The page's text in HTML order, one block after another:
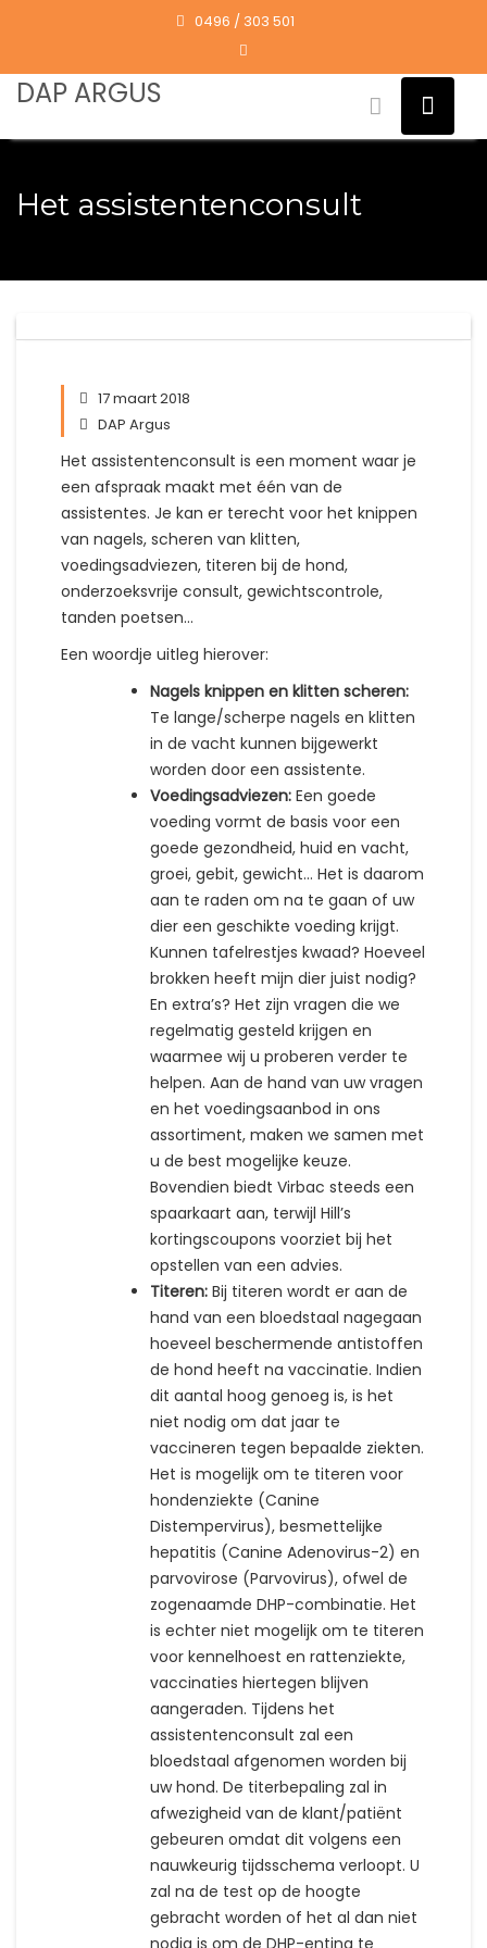
0496 / 303 501
DAP ARGUS
Het assistentenconsult
17 maart 2018
DAP Argus
Het assistentenconsult is een moment waar je
een afspraak maakt met één van de
assistentes. Je kan er terecht voor het knippen
van nagels, scheren van klitten,
voedingsadviezen, titeren bij de hond,
onderzoeksvrije consult, gewichtscontrole,
tanden poetsen…
Een woordje uitleg hierover:
Nagels knippen en klitten scheren:
Te lange/scherpe nagels en klitten
in de vacht kunnen bijgewerkt
worden door een assistente.
Voedingsadviezen: Een goede
voeding vormt de basis voor een
goede gezondheid, huid en vacht,
groei, gebit, gewicht… Het is daarom
aan te raden om na te gaan of uw
dier een geschikte voeding krijgt.
Kunnen tafelrestjes kwaad? Hoeveel
brokken heeft mijn dier juist nodig?
En extra’s? Het zijn vragen die we
regelmatig gesteld krijgen en
waarmee wij u proberen verder te
helpen. Aan de hand van uw vragen
en het voedingsaanbod in ons
assortiment, maken we samen met
u de best mogelijke keuze.
Bovendien biedt Virbac steeds een
spaarkaart aan, terwijl Hill’s
kortingscoupons voorziet bij het
opstellen van een advies.
Titeren: Bij titeren wordt er aan de
hand van een bloedstaal nagegaan
hoeveel beschermende antistoffen
de hond heeft na vaccinatie. Indien
dit aantal hoog genoeg is, is het
niet nodig om dat jaar te
vaccineren tegen bepaalde ziekten.
Het is mogelijk om te titeren voor
hondenziekte (Canine
Distempervirus), besmettelijke
hepatitis (Canine Adenovirus-2) en
parvovirose (Parvovirus), ofwel de
zogenaamde DHP-combinatie. Het
is echter niet mogelijk om te titeren
voor kennelhoest en rattenziekte,
vaccinaties hiertegen blijven
aangeraden. Tijdens het
assistentenconsult zal een
bloedstaal afgenomen worden bij
uw hond. De titerbepaling zal in
afwezigheid van de klant/patiënt
gebeuren omdat dit volgens een
nauwkeurig tijdsschema verloopt. U
zal na de test op de hoogte
gebracht worden of het al dan niet
nodig is om de DHP-enting te